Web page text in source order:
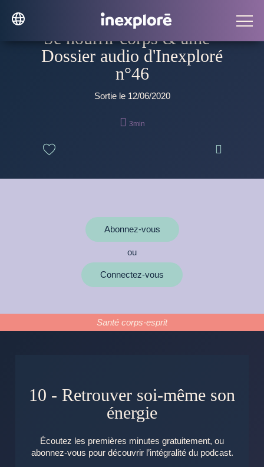
Se nourrir corps & âme -
Dossier audio d'Inexploré
n°46
Sortie le 12/06/2020
 3min

Abonnez-vous
ou
Connectez-vous
Santé corps-esprit
10 - Retrouver soi-même son
énergie
Écoutez les premières minutes gratuitement, ou
abonnez-vous pour découvrir l’intégralité du podcast.